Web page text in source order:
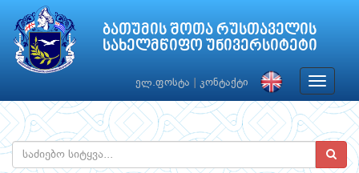
ბათუმის შოთა რუსთაველის
სახელმწიფო უნივერსიტეტი
ელ.ფოსტა კონტაქტი
Toggle